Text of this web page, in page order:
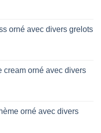
orné avec divers grelots
cream orné avec divers
orné avec divers